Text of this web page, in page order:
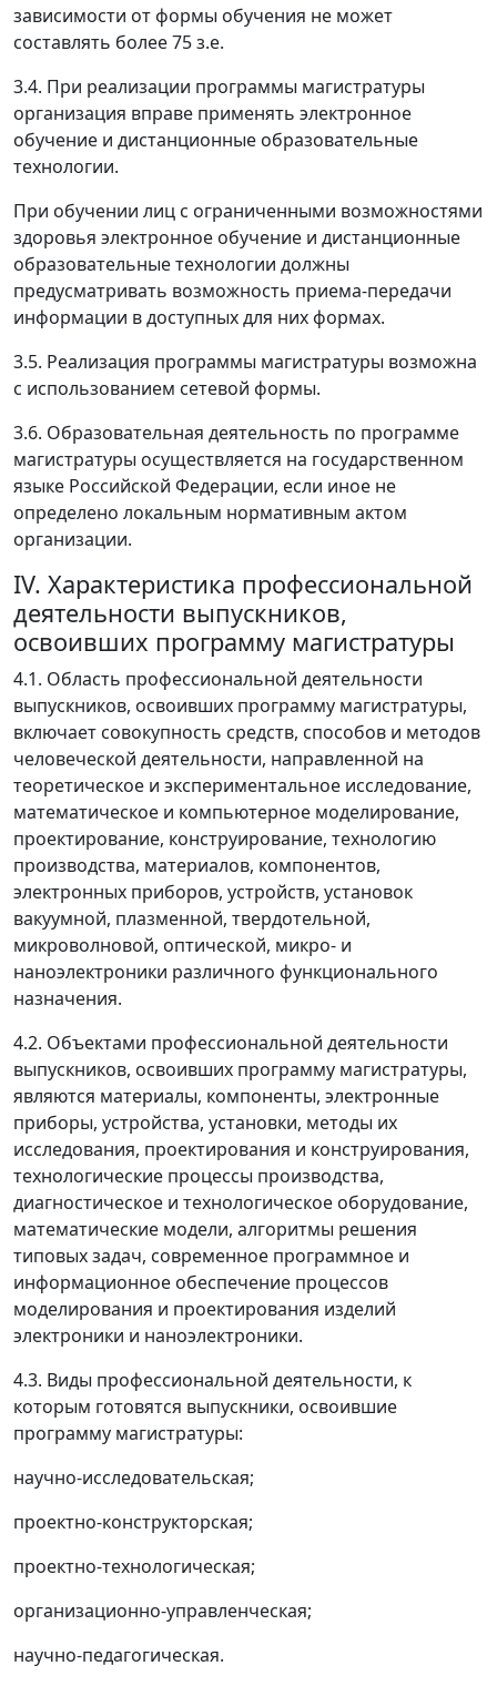
зависимости от формы обучения не может
составлять более 75 з.е.
3.4. При реализации программы магистратуры
организация вправе применять электронное
обучение и дистанционные образовательные
технологии.
При обучении лиц с ограниченными возможностями
здоровья электронное обучение и дистанционные
образовательные технологии должны
предусматривать возможность приема-передачи
информации в доступных для них формах.
3.5. Реализация программы магистратуры возможна
с использованием сетевой формы.
3.6. Образовательная деятельность по программе
магистратуры осуществляется на государственном
языке Российской Федерации, если иное не
определено локальным нормативным актом
организации.
IV. Характеристика профессиональной
деятельности выпускников,
освоивших программу магистратуры
4.1. Область профессиональной деятельности
выпускников, освоивших программу магистратуры,
включает совокупность средств, способов и методов
человеческой деятельности, направленной на
теоретическое и экспериментальное исследование,
математическое и компьютерное моделирование,
проектирование, конструирование, технологию
производства, материалов, компонентов,
электронных приборов, устройств, установок
вакуумной, плазменной, твердотельной,
микроволновой, оптической, микро- и
наноэлектроники различного функционального
назначения.
4.2. Объектами профессиональной деятельности
выпускников, освоивших программу магистратуры,
являются материалы, компоненты, электронные
приборы, устройства, установки, методы их
исследования, проектирования и конструирования,
технологические процессы производства,
диагностическое и технологическое оборудование,
математические модели, алгоритмы решения
типовых задач, современное программное и
информационное обеспечение процессов
моделирования и проектирования изделий
электроники и наноэлектроники.
4.3. Виды профессиональной деятельности, к
которым готовятся выпускники, освоившие
программу магистратуры:
научно-исследовательская;
проектно-конструкторская;
проектно-технологическая;
организационно-управленческая;
научно-педагогическая.